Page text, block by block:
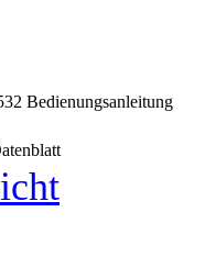
Bedienungsanleitung